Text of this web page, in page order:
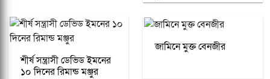
শীর্ষ সন্ত্রাসী ডেভিড ইমনের
১০ দিনের রিমান্ড মঞ্জুর
জামিনে মুক্ত বেনজীর